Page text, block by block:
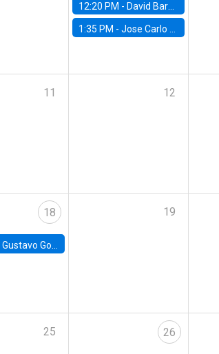
12:20 PM - David Bardey, Universidad de los Andes - CEDE
1:35 PM -Jose Carlo Bermudez, UC (ME) & World Bank
11 12
18
Gustavo González, Banco Central de Chile
19
25 26